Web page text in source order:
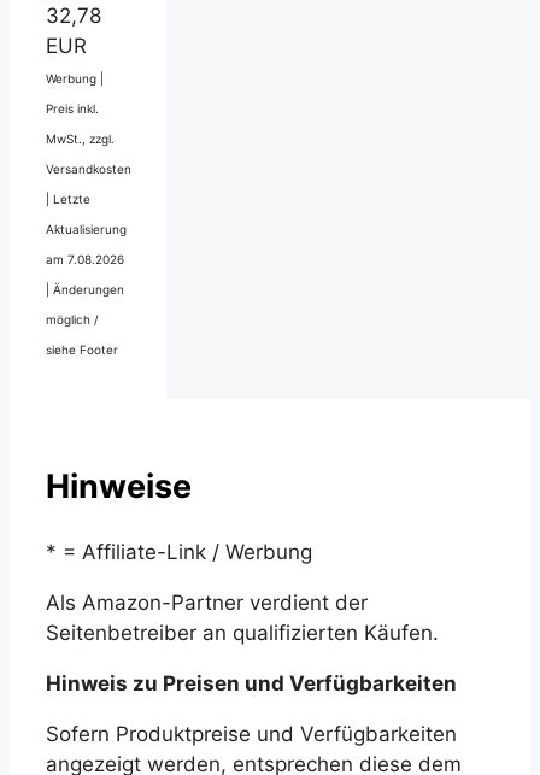
32,78
EUR
Werbung |
Preis inkl.
MwSt., zzgl.
Versandkosten
Letzte
Aktualisierung
am 7.08.2026
Änderungen
möglich /
siehe Footer
Hinweise
* = Affiliate-Link / Werbung
Als Amazon-Partner verdient der
Seitenbetreiber an qualifizierten Käufen.
Hinweis zu Preisen und Verfügbarkeiten
Sofern Produktpreise und Verfügbarkeiten
angezeigt werden, entsprechen diese dem